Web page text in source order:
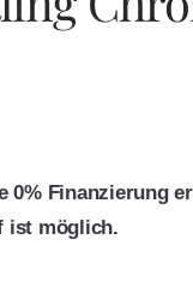
0% Finanzierung
ist möglich.